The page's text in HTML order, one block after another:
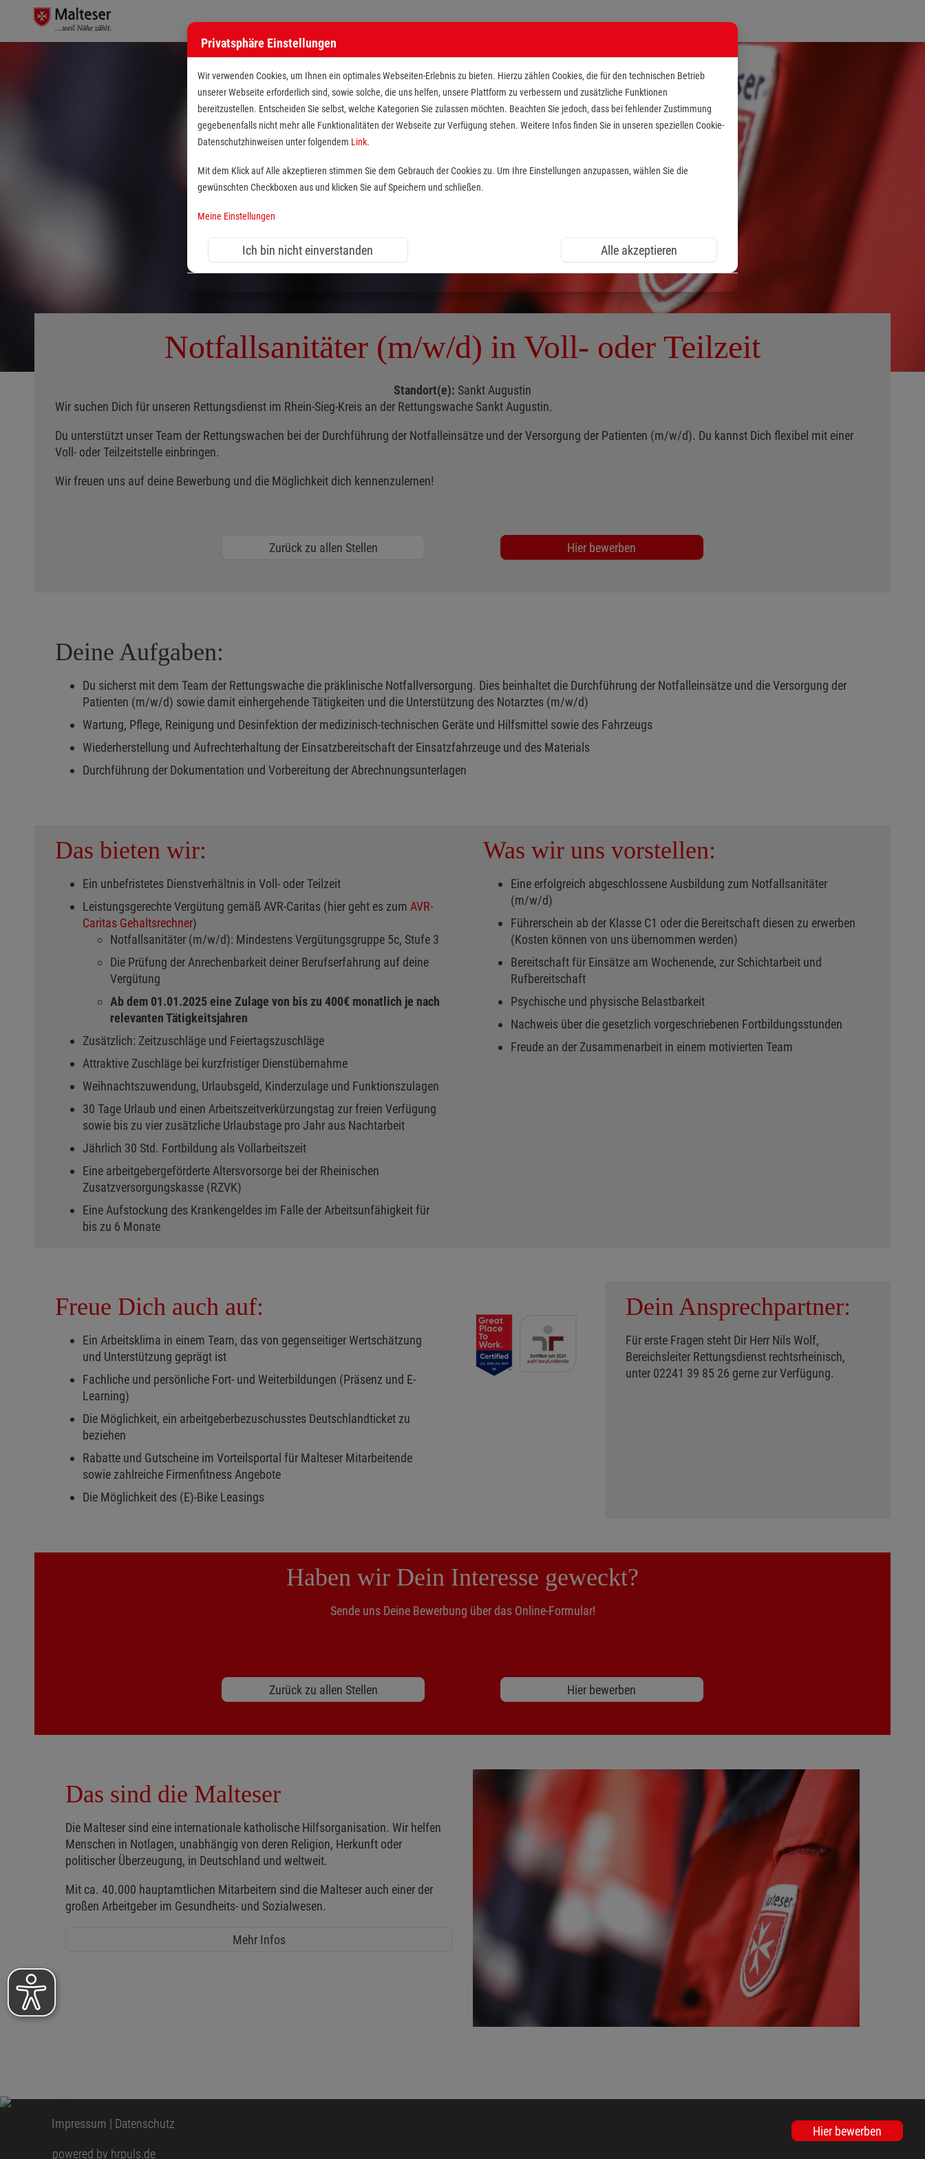
Notfallsanitäter (m/w/d) in Voll- oder Teilzeit
Standort(e): Sankt Augustin
Wir suchen Dich für unseren Rettungsdienst im Rhein-Sieg-Kreis an der Rettungswache Sankt Augustin.
Du unterstützt unser Team der Rettungswachen bei der Durchführung der Notfalleinsätze und der Versorgung der Patienten (m/w/d). Du kannst Dich flexibel mit einer
Voll- oder Teilzeitstelle einbringen.
Wir freuen uns auf deine Bewerbung und die Möglichkeit dich kennenzulernen!
Zurück zu allen Stellen Hier bewerben
Deine Aufgaben:
Du sicherst mit dem Team der Rettungswache die präklinische Notfallversorgung. Dies beinhaltet die Durchführung der Notfalleinsätze und die Versorgung der
Patienten (m/w/d) sowie damit einhergehende Tätigkeiten und die Unterstützung des Notarztes (m/w/d)
Wartung, Pflege, Reinigung und Desinfektion der medizinisch-technischen Geräte und Hilfsmittel sowie des Fahrzeugs
Wiederherstellung und Aufrechterhaltung der Einsatzbereitschaft der Einsatzfahrzeuge und des Materials
Durchführung der Dokumentation und Vorbereitung der Abrechnungsunterlagen
Das bieten wir:
Ein unbefristetes Dienstverhältnis in Voll- oder Teilzeit
Leistungsgerechte Vergütung gemäß AVR-Caritas (hier geht es zum AVR-
Caritas Gehaltsrechner)
Notfallsanitäter (m/w/d): Mindestens Vergütungsgruppe 5c, Stufe 3
Die Prüfung der Anrechenbarkeit deiner Berufserfahrung auf deine
Vergütung
Ab dem 01.01.2025 eine Zulage von bis zu 400€ monatlich je nach
relevanten Tätigkeitsjahren
Zusätzlich: Zeitzuschläge und Feiertagszuschläge
Attraktive Zuschläge bei kurzfristiger Dienstübernahme
Weihnachtszuwendung, Urlaubsgeld​, Kinderzulage und Funktionszulagen
30 Tage Urlaub und einen Arbeitszeitverkürzungstag zur freien Verfügung
sowie bis zu vier zusätzliche Urlaubstage pro Jahr aus Nachtarbeit
Jährlich 30 Std. Fortbildung als Vollarbeitszeit
Eine arbeitgebergeförderte Altersvorsorge bei der Rheinischen
Zusatzversorgungskasse (RZVK)
Eine Aufstockung des Krankengeldes im Falle der Arbeitsunfähigkeit für
bis zu 6 Monate
Was wir uns vorstellen:
Eine erfolgreich abgeschlossene Ausbildung zum Notfallsanitäter
(m/w/d)
Führerschein ab der Klasse C1 oder die Bereitschaft diesen zu erwerben
(Kosten können von uns übernommen werden)
Bereitschaft für Einsätze am Wochenende, zur Schichtarbeit und
Rufbereitschaft
Psychische und physische Belastbarkeit
Nachweis über die gesetzlich vorgeschriebenen Fortbildungsstunden
Freude an der Zusammenarbeit in einem motivierten Team
Freue Dich auch auf:
Ein Arbeitsklima in einem Team, das von gegenseitiger Wertschätzung
und Unterstützung geprägt ist
Fachliche und persönliche Fort- und Weiterbildungen (Präsenz und E-
Learning)
Die Möglichkeit, ein arbeitgeberbezuschusstes Deutschlandticket zu
beziehen
Rabatte und Gutscheine im Vorteilsportal für Malteser Mitarbeitende
sowie zahlreiche Firmenfitness Angebote
Die Möglichkeit des (E)-Bike Leasings
Dein Ansprechpartner:
Für erste Fragen steht Dir Herr Nils Wolf,
Bereichsleiter Rettungsdienst rechtsrheinisch,
unter 02241 39 85 26 gerne zur Verfügung.
Haben wir Dein Interesse geweckt?
Sende uns Deine Bewerbung über das Online-Formular!
Zurück zu allen Stellen Hier bewerben
Hier bewerben
Das sind die Malteser
Die Malteser sind eine internationale katholische Hilfsorganisation. Wir helfen
Menschen in Notlagen, unabhängig von deren Religion, Herkunft oder
politischer Überzeugung, in Deutschland und weltweit.
Mit ca. 40.000 hauptamtlichen Mitarbeitern sind die Malteser auch einer der
großen Arbeitgeber im Gesundheits- und Sozialwesen.
Mehr Infos
Impressum | Datenschutz
powered by hrpuls.de
Privatsphäre Einstellungen
Wir verwenden Cookies, um Ihnen ein optimales Webseiten-Erlebnis zu bieten. Hierzu zählen Cookies, die für den technischen Betrieb
unserer Webseite erforderlich sind, sowie solche, die uns helfen, unsere Plattform zu verbessern und zusätzliche Funktionen
bereitzustellen. Entscheiden Sie selbst, welche Kategorien Sie zulassen möchten. Beachten Sie jedoch, dass bei fehlender Zustimmung
gegebenenfalls nicht mehr alle Funktionalitäten der Webseite zur Verfügung stehen. Weitere Infos finden Sie in unseren speziellen Cookie-
Datenschutzhinweisen unter folgendem Link.
Mit dem Klick auf Alle akzeptieren stimmen Sie dem Gebrauch der Cookies zu. Um Ihre Einstellungen anzupassen, wählen Sie die
gewünschten Checkboxen aus und klicken Sie auf Speichern und schließen.
Meine Einstellungen
Ich bin nicht einverstanden Alle akzeptieren